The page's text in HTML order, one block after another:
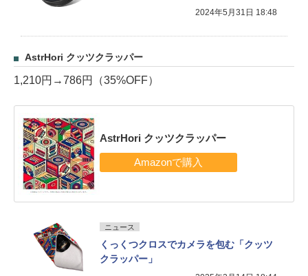
2024年5月31日 18:48
AstrHori クッツクラッパー
1,210円→786円（35%OFF）
AstrHori クッツクラッパー
ニュース
くっくつクロスでカメラを包む「クッツ
クラッパー」